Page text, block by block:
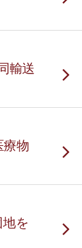
輸送
物
を